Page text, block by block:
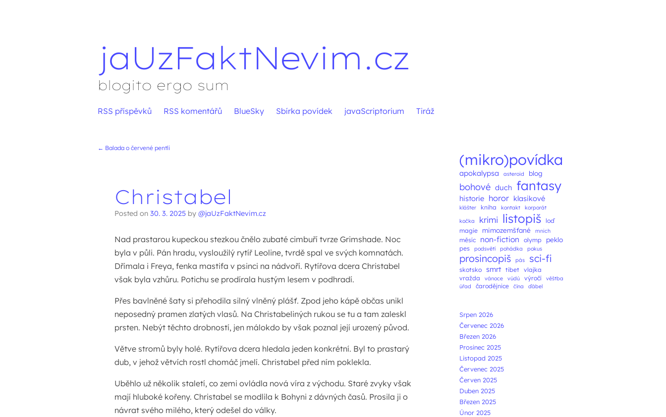
jaUzFaktNevim.cz
blogito ergo sum
Přejít
RSS příspěvků RSS komentářů BlueSky Sbírka povídek javaScriptorium Tiráž
← Balada o červené pentli
Christabel
Posted on 30. 3. 2025 by @jaUzFaktNevim.cz
Nad prastarou kupeckou stezkou čnělo zubaté cimbuří tvrze Grimshade. Noc
byla v půli. Pán hradu, vysloužilý rytíř Leoline, tvrdě spal ve svých komnatách.
Dřímala i Freya, fenka mastifa v psinci na nádvoří. Rytířova dcera Christabel
však byla vzhůru. Potichu se prodírala hustým lesem v podhradí.
Přes bavlněné šaty si přehodila silný vlněný plášť. Zpod jeho kápě občas unikl
neposedný pramen zlatých vlasů. Na Christabeliných rukou se tu a tam zaleskl
prsten. Nebýt těchto drobností, jen málokdo by však poznal její urozený původ.
Větve stromů byly holé. Rytířova dcera hledala jeden konkrétní. Byl to prastarý
dub, v jehož větvích rostl chomáč jmelí. Christabel před ním poklekla.
Uběhlo už několik staletí, co zemi ovládla nová víra z východu. Staré zvyky však
mají hluboké kořeny. Christabel se modlila k Bohyni z dávných časů. Prosila ji o
návrat svého milého, který odešel do války.
(mikro)povídka
apokalypsa asteroid blog
bohové duch fantasy
historie horor klasikové
klášter kniha kontakt
korporát
kočka
krimi listopiš
loď
magie
mimozemšťané mnich
měsíc non-fiction olymp peklo
pes podsvětí pohádka pokus
prosincopiš pás sci-fi
skotsko smrt tibet vlajka
vražda
vánoce vúdú výročí
věštba
úřad
čarodějnice čína ďábel
Srpen 2026
Červenec 2026
Březen 2026
Prosinec 2025
Listopad 2025
Červenec 2025
Červen 2025
Duben 2025
Březen 2025
Únor 2025